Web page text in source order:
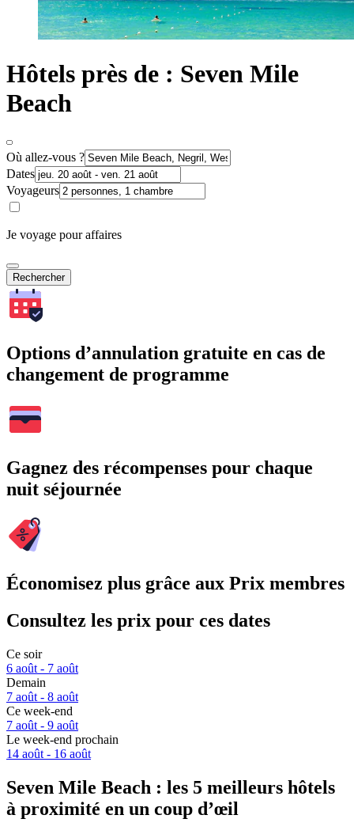
Hôtels près de : Seven Mile
Beach
Où allez-vous ?
Dates
Voyageurs
Je voyage pour affaires
Rechercher
Options d’annulation gratuite en cas de
changement de programme
Gagnez des récompenses pour chaque
nuit séjournée
Économisez plus grâce aux Prix membres
Consultez les prix pour ces dates
Ce soir
6 août - 7 août
Demain
7 août - 8 août
Ce week-end
7 août - 9 août
Le week-end prochain
14 août - 16 août
Seven Mile Beach : les 5 meilleurs hôtels
à proximité en un coup d’œil